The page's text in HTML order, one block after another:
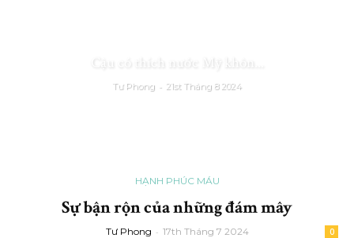
Cậu có thích nước Mỹ khôn...
Tư Phong - 21st Tháng 8 2024
HẠNH PHÚC MÁU
Sự bận rộn của những đám mây
Tư Phong - 17th Tháng 7 2024 0